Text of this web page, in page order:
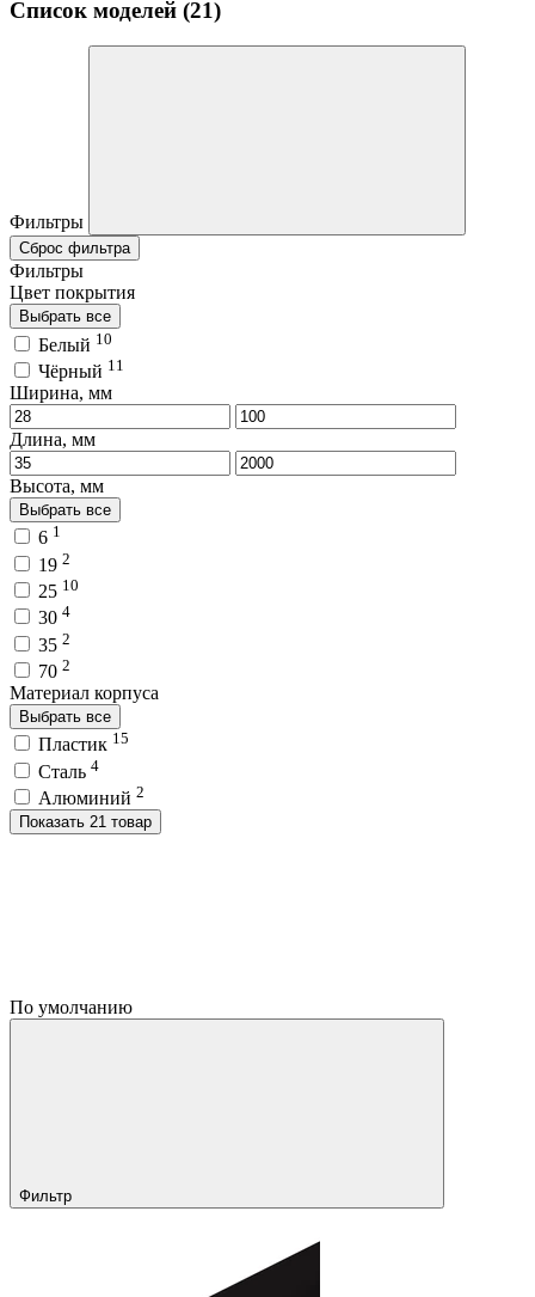
Список моделей (21)
Фильтры
Сброс фильтра
Фильтры
Цвет покрытия
Выбрать все
Белый 10
Чёрный 11
Ширина, мм
Длина, мм
Высота, мм
Выбрать все
6 1
19 2
25 10
30 4
35 2
70 2
Материал корпуса
Выбрать все
Пластик 15
Сталь 4
Алюминий 2
Показать 21 товар
По умолчанию
Фильтр